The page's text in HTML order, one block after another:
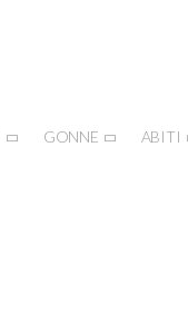
GONNE ABITI